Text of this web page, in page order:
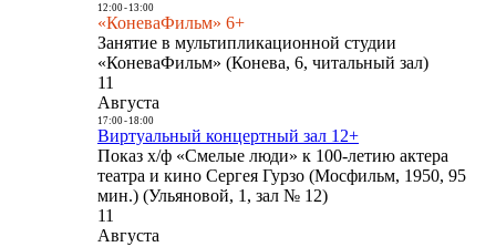
12:00- 13:00
«КоневаФильм» 6+
Занятие в мультипликационной студии
«КоневаФильм» (Конева, 6, читальный зал)
11
Августа
17:00- 18:00
Виртуальный концертный зал 12+
Показ х/ф «Смелые люди» к 100-летию актера
театра и кино Сергея Гурзо (Мосфильм, 1950, 95
мин.) (Ульяновой, 1, зал № 12)
11
Августа